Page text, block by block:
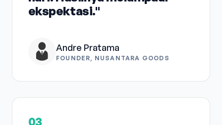
ekspektasi."
Andre Pratama
FOUNDER, NUSANTARA GOODS
03